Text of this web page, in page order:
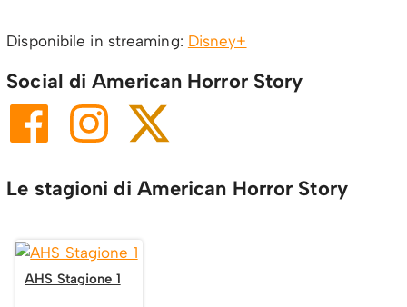
Disponibile in streaming: Disney+
Social di American Horror Story
Le stagioni di American Horror Story
AHS Stagione 1